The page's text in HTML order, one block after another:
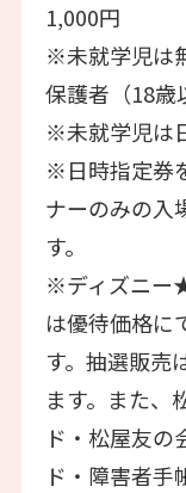
1,000円
※未就学児は
保護者（18歳
※未就学児は
※⽇時指定券
ナーのみの⼊
す。
※ディズニー
は優待価格に
す。抽選販売
ます。また、
ド・松屋友の
ド・障害者